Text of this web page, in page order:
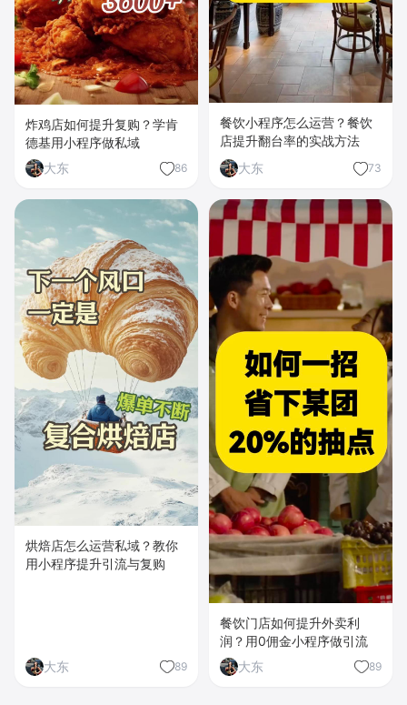
炸鸡店如何提升复购？学肯
德基用小程序做私域
大东
86
餐饮小程序怎么运营？餐饮
店提升翻台率的实战方法
大东
73
烘焙店怎么运营私域？教你
用小程序提升引流与复购
大东 89
餐饮门店如何提升外卖利
润？用0佣金小程序做引流
大东
89